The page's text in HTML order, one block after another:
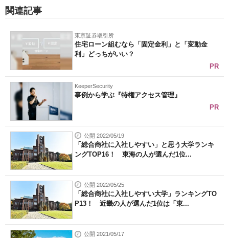
関連記事
東京証券取引所
住宅ローン組むなら「固定金利」と「変動金
利」どっちがいい？
PR
KeeperSecurity
事例から学ぶ『特権アクセス管理』
PR
公開 2022/05/19
「総合商社に入社しやすい」と思う大学ランキ
ングTOP16！ 東海の人が選んだ1位...
公開 2022/05/25
「総合商社に入社しやすい大学」ランキングTO
P13！ 近畿の人が選んだ1位は「東...
公開 2021/05/17